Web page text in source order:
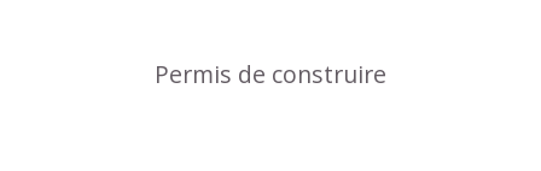
Permis de construire